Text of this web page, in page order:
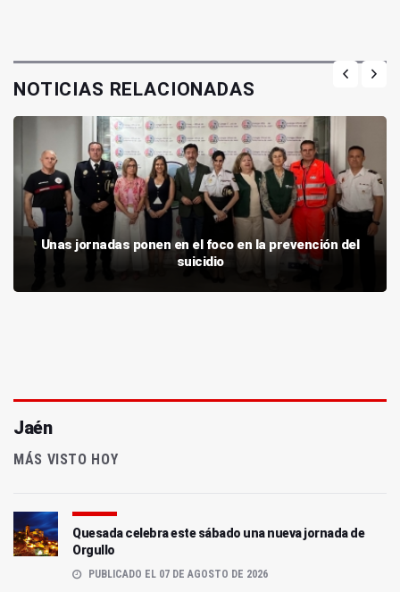
NOTICIAS RELACIONADAS
Unas jornadas ponen en el foco en la prevención del
suicidio
Jaén
MÁS VISTO HOY
Quesada celebra este sábado una nueva jornada de
Orgullo
PUBLICADO EL 07 DE AGOSTO DE 2026